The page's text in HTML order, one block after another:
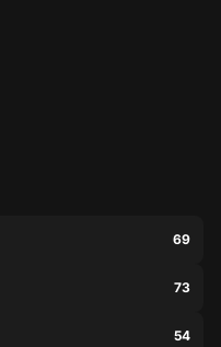
69
73
54